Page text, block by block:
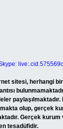
sitesi, herhangi
olup, gerçek
Gerçek
tesadüfidir.